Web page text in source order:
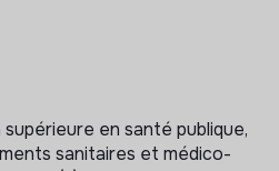
notamment en
en santé publique,
sanitaires et médico-